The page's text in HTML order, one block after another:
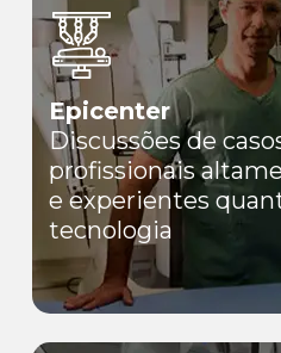
Epicenter
Discussões de
profissionais
e experientes
tecnologia